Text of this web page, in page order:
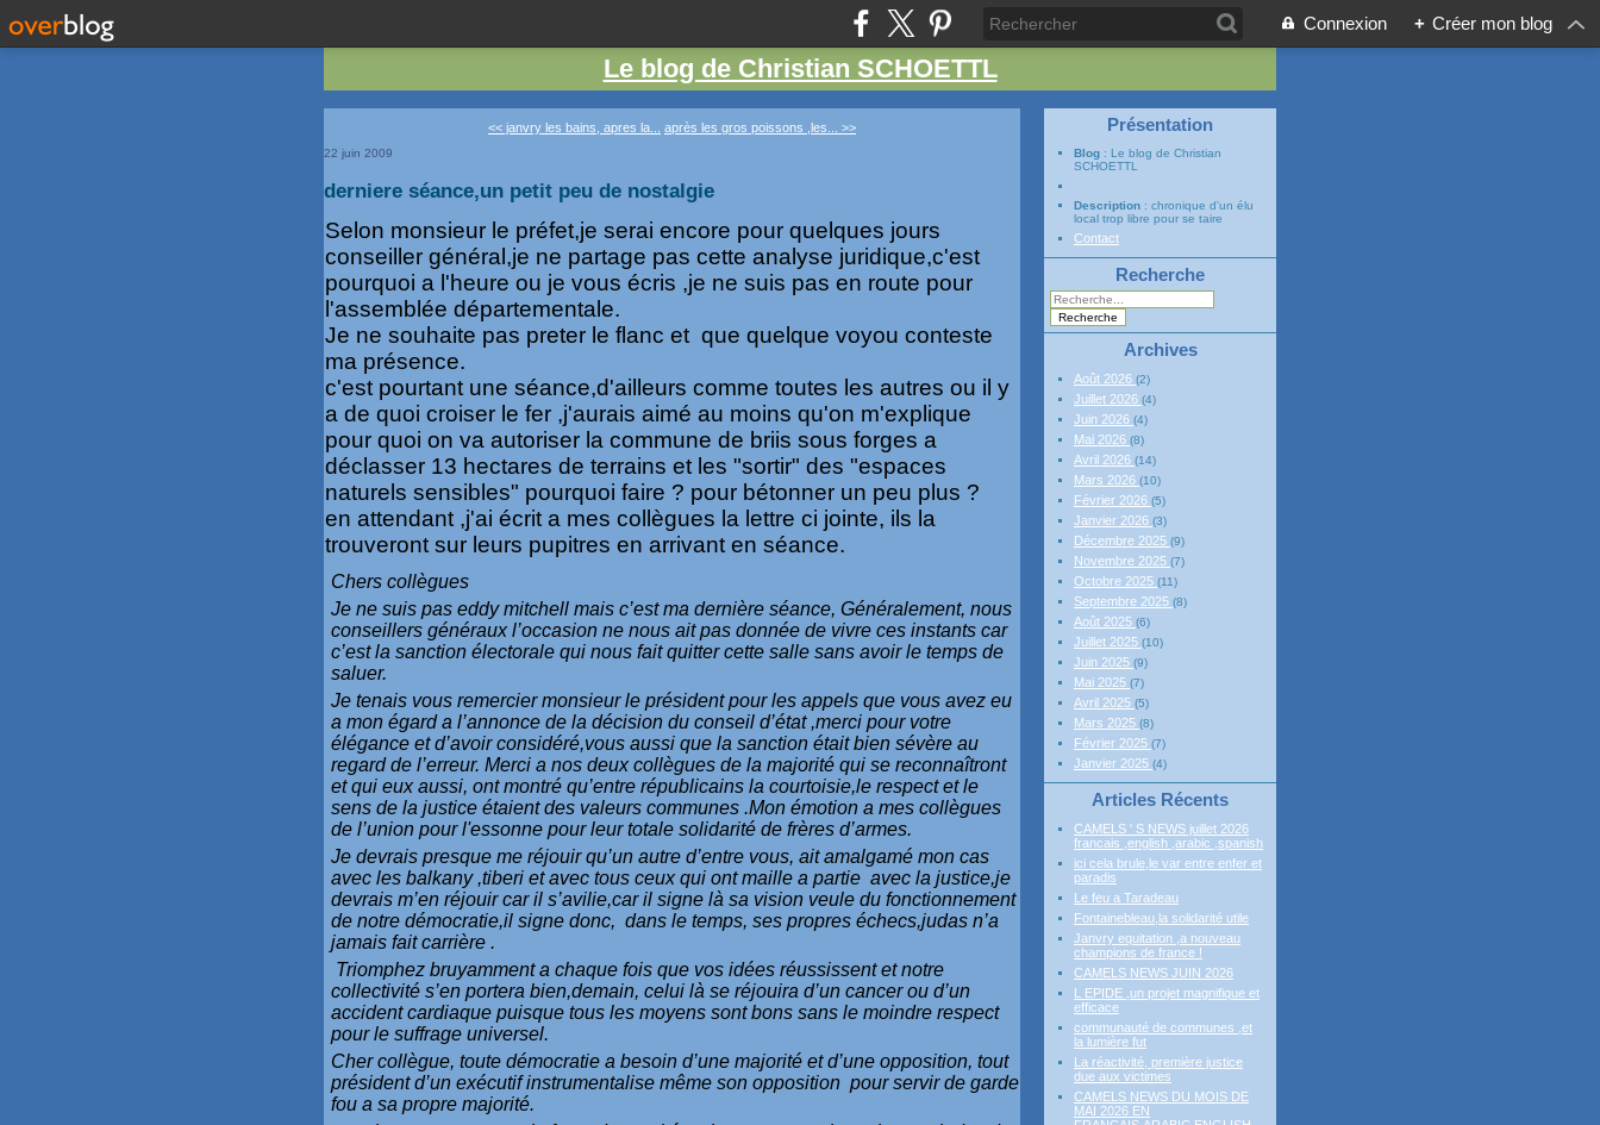
Connexion + Créer mon blog
Le blog de Christian SCHOETTL
<< janvry les bains, apres la... après les gros poissons ,les... >>
22 juin 2009
derniere séance,un petit peu de nostalgie
Selon monsieur le préfet,je serai encore pour quelques jours
conseiller général,je ne partage pas cette analyse juridique,c'est
pourquoi a l'heure ou je vous écris ,je ne suis pas en route pour
l'assemblée départementale.
Je ne souhaite pas preter le flanc et que quelque voyou conteste
ma présence.
c'est pourtant une séance,d'ailleurs comme toutes les autres ou il y
a de quoi croiser le fer ,j'aurais aimé au moins qu'on m'explique
pour quoi on va autoriser la commune de briis sous forges a
déclasser 13 hectares de terrains et les "sortir" des "espaces
naturels sensibles" pourquoi faire ? pour bétonner un peu plus ?
en attendant ,j'ai écrit a mes collègues la lettre ci jointe, ils la
trouveront sur leurs pupitres en arrivant en séance.
Chers collègues
Je ne suis pas eddy mitchell mais c’est ma dernière séance, Généralement, nous
conseillers généraux l’occasion ne nous ait pas donnée de vivre ces instants car
c’est la sanction électorale qui nous fait quitter cette salle sans avoir le temps de
saluer.
Je tenais vous remercier monsieur le président pour les appels que vous avez eu
a mon égard a l’annonce de la décision du conseil d’état ,merci pour votre
élégance et d’avoir considéré,vous aussi que la sanction était bien sévère au
regard de l’erreur. Merci a nos deux collègues de la majorité qui se reconnaîtront
et qui eux aussi, ont montré qu’entre républicains la courtoisie,le respect et le
sens de la justice étaient des valeurs communes .Mon émotion a mes collègues
de l’union pour l'essonne pour leur totale solidarité de frères d’armes.
Je devrais presque me réjouir qu’un autre d’entre vous, ait amalgamé mon cas
avec les balkany ,tiberi et avec tous ceux qui ont maille a partie avec la justice,je
devrais m’en réjouir car il s’avilie,car il signe là sa vision veule du fonctionnement
de notre démocratie,il signe donc, dans le temps, ses propres échecs,judas n’a
jamais fait carrière .
Triomphez bruyamment a chaque fois que vos idées réussissent et notre
collectivité s’en portera bien,demain, celui là se réjouira d’un cancer ou d’un
accident cardiaque puisque tous les moyens sont bons sans le moindre respect
pour le suffrage universel.
Cher collègue, toute démocratie a besoin d’une majorité et d’une opposition, tout
président d’un exécutif instrumentalise même son opposition pour servir de garde
fou a sa propre majorité.
Présentation
Blog : Le blog de Christian
SCHOETTL
Description : chronique d'un élu
local trop libre pour se taire
Contact
Recherche
Archives
Août 2026 (2)
Juillet 2026 (4)
Juin 2026 (4)
Mai 2026 (8)
Avril 2026 (14)
Mars 2026 (10)
Février 2026 (5)
Janvier 2026 (3)
Décembre 2025 (9)
Novembre 2025 (7)
Octobre 2025 (11)
Septembre 2025 (8)
Août 2025 (6)
Juillet 2025 (10)
Juin 2025 (9)
Mai 2025 (7)
Avril 2025 (5)
Mars 2025 (8)
Février 2025 (7)
Janvier 2025 (4)
Articles Récents
CAMELS ' S NEWS juillet 2026
francais ,english ,arabic ,spanish
ici cela brule,le var entre enfer et
paradis
Le feu a Taradeau
Fontainebleau,la solidarité utile
Janvry equitation ,a nouveau
champions de france !
CAMELS NEWS JUIN 2026
L EPIDE ,un projet magnifique et
efficace
communauté de communes ,et
la lumière fut
La réactivité, première justice
due aux victimes
CAMELS NEWS DU MOIS DE
MAI 2026 EN